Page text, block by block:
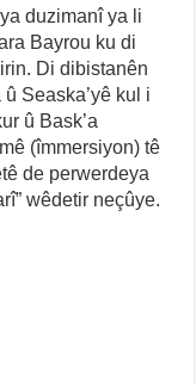
duzimanî ya li
Bayrou ku di
Di dibistanên
Seaska’yê kul i
û Bask’a
(îmmersiyon) tê
de perwerdeya
wêdetir neçûye.